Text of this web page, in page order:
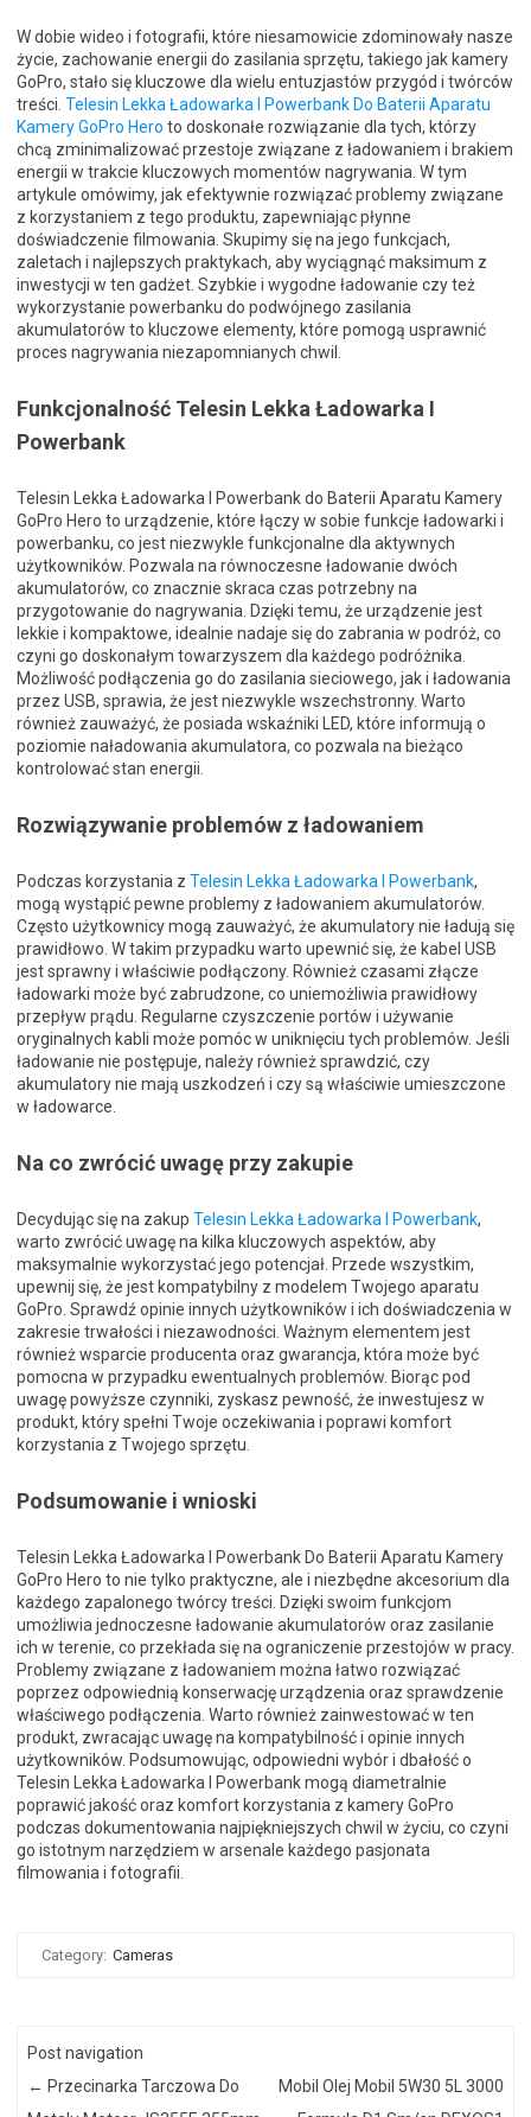
W dobie wideo i fotografii, które niesamowicie zdominowały nasze
życie, zachowanie energii do zasilania sprzętu, takiego jak kamery
GoPro, stało się kluczowe dla wielu entuzjastów przygód i twórców
treści. Telesin Lekka Ładowarka I Powerbank Do Baterii Aparatu
Kamery GoPro Hero to doskonałe rozwiązanie dla tych, którzy
chcą zminimalizować przestoje związane z ładowaniem i brakiem
energii w trakcie kluczowych momentów nagrywania. W tym
artykule omówimy, jak efektywnie rozwiązać problemy związane
z korzystaniem z tego produktu, zapewniając płynne
doświadczenie filmowania. Skupimy się na jego funkcjach,
zaletach i najlepszych praktykach, aby wyciągnąć maksimum z
inwestycji w ten gadżet. Szybkie i wygodne ładowanie czy też
wykorzystanie powerbanku do podwójnego zasilania
akumulatorów to kluczowe elementy, które pomogą usprawnić
proces nagrywania niezapomnianych chwil.
Funkcjonalność Telesin Lekka Ładowarka I
Powerbank
Telesin Lekka Ładowarka I Powerbank do Baterii Aparatu Kamery
GoPro Hero to urządzenie, które łączy w sobie funkcje ładowarki i
powerbanku, co jest niezwykle funkcjonalne dla aktywnych
użytkowników. Pozwala na równoczesne ładowanie dwóch
akumulatorów, co znacznie skraca czas potrzebny na
przygotowanie do nagrywania. Dzięki temu, że urządzenie jest
lekkie i kompaktowe, idealnie nadaje się do zabrania w podróż, co
czyni go doskonałym towarzyszem dla każdego podróżnika.
Możliwość podłączenia go do zasilania sieciowego, jak i ładowania
przez USB, sprawia, że jest niezwykle wszechstronny. Warto
również zauważyć, że posiada wskaźniki LED, które informują o
poziomie naładowania akumulatora, co pozwala na bieżąco
kontrolować stan energii.
Rozwiązywanie problemów z ładowaniem
Podczas korzystania z Telesin Lekka Ładowarka I Powerbank,
mogą wystąpić pewne problemy z ładowaniem akumulatorów.
Często użytkownicy mogą zauważyć, że akumulatory nie ładują się
prawidłowo. W takim przypadku warto upewnić się, że kabel USB
jest sprawny i właściwie podłączony. Również czasami złącze
ładowarki może być zabrudzone, co uniemożliwia prawidłowy
przepływ prądu. Regularne czyszczenie portów i używanie
oryginalnych kabli może pomóc w uniknięciu tych problemów. Jeśli
ładowanie nie postępuje, należy również sprawdzić, czy
akumulatory nie mają uszkodzeń i czy są właściwie umieszczone
w ładowarce.
Na co zwrócić uwagę przy zakupie
Decydując się na zakup Telesin Lekka Ładowarka I Powerbank,
warto zwrócić uwagę na kilka kluczowych aspektów, aby
maksymalnie wykorzystać jego potencjał. Przede wszystkim,
upewnij się, że jest kompatybilny z modelem Twojego aparatu
GoPro. Sprawdź opinie innych użytkowników i ich doświadczenia w
zakresie trwałości i niezawodności. Ważnym elementem jest
również wsparcie producenta oraz gwarancja, która może być
pomocna w przypadku ewentualnych problemów. Biorąc pod
uwagę powyższe czynniki, zyskasz pewność, że inwestujesz w
produkt, który spełni Twoje oczekiwania i poprawi komfort
korzystania z Twojego sprzętu.
Podsumowanie i wnioski
Telesin Lekka Ładowarka I Powerbank Do Baterii Aparatu Kamery
GoPro Hero to nie tylko praktyczne, ale i niezbędne akcesorium dla
każdego zapalonego twórcy treści. Dzięki swoim funkcjom
umożliwia jednoczesne ładowanie akumulatorów oraz zasilanie
ich w terenie, co przekłada się na ograniczenie przestojów w pracy.
Problemy związane z ładowaniem można łatwo rozwiązać
poprzez odpowiednią konserwację urządzenia oraz sprawdzenie
właściwego podłączenia. Warto również zainwestować w ten
produkt, zwracając uwagę na kompatybilność i opinie innych
użytkowników. Podsumowując, odpowiedni wybór i dbałość o
Telesin Lekka Ładowarka I Powerbank mogą diametralnie
poprawić jakość oraz komfort korzystania z kamery GoPro
podczas dokumentowania najpiękniejszych chwil w życiu, co czyni
go istotnym narzędziem w arsenale każdego pasjonata
filmowania i fotografii.
Category: Cameras
Post navigation
← Przecinarka Tarczowa Do
Mobil Olej Mobil 5W30 5L 3000